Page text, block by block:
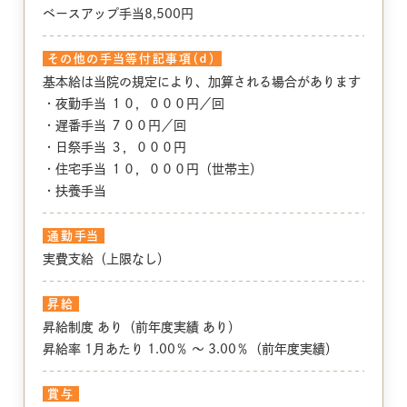
ベースアップ手当8,500円
その他の手当等付記事項（ｄ）
基本給は当院の規定により、加算される場合があります
・夜勤手当 １０，０００円／回
・遅番手当 ７００円／回
・日祭手当 ３，０００円
・住宅手当 １０，０００円（世帯主）
・扶養手当
通勤手当
実費支給（上限なし）
昇給
昇給制度 あり（前年度実績 あり）
昇給率 1月あたり 1.00％ 〜 3.00％（前年度実績）
賞与